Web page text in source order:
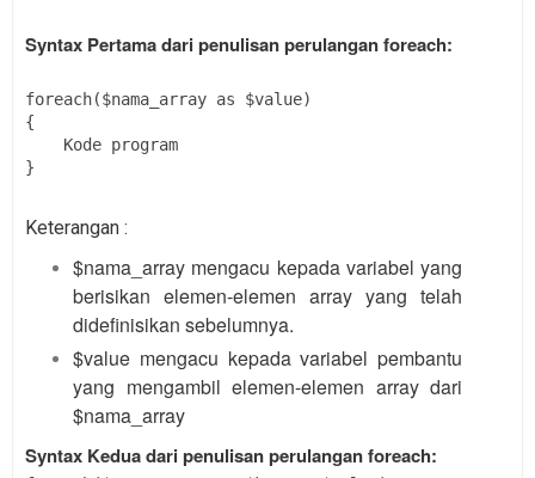
Syntax Pertama dari penulisan perulangan foreach:
foreach($nama_array as $value)
{
Kode program
}
Keterangan :
$nama_array mengacu kepada variabel yang
berisikan elemen-elemen array yang telah
didefinisikan sebelumnya.
$value mengacu kepada variabel pembantu
yang mengambil elemen-elemen array dari
$nama_array
Syntax Kedua dari penulisan perulangan foreach: